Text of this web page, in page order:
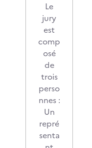
Le
jury
est
comp
osé
de
trois
perso
nnes :
Un
repré
senta